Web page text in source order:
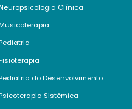
Clínica
do Desenvolvimento
Sistémica